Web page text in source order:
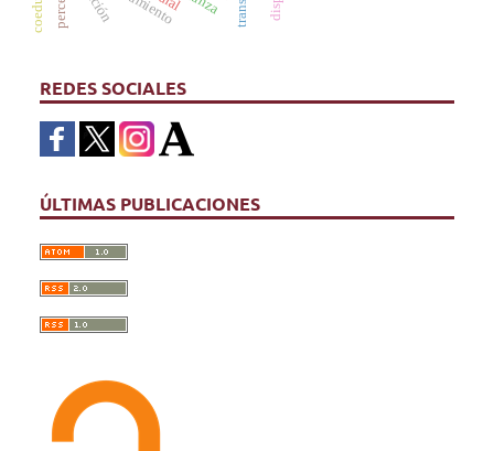
REDES SOCIALES
ÚLTIMAS PUBLICACIONES